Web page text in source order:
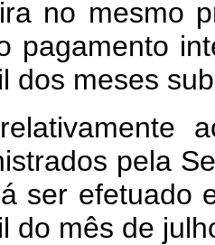
no mesmo
pagamento
dos meses
pela
ser efetuado
do mês de